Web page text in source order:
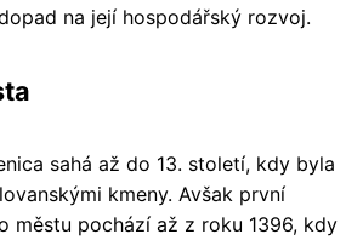
na její hospodářský rozvoj.
sahá až do 13. století, kdy byla
kmeny. Avšak první
městu pochází až z roku 1396, kdy